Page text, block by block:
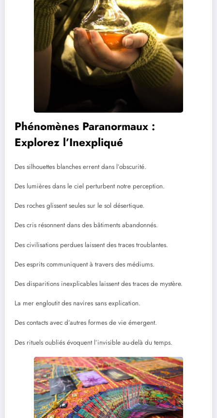
Phénomènes Paranormaux :
Explorez l’Inexpliqué
Des silhouettes blanches errent dans l’obscurité.
Des lumières dans le ciel perturbent notre perception.
Des roches glissent seules sur le sol désertique.
Des cris résonnent dans des bâtiments abandonnés.
Des civilisations perdues laissent des traces troublantes.
Des esprits communiquent à travers des médiums.
Des disparitions inexplicables laissent des traces de mystère.
La mer engloutit des navires sans explication.
Des contacts avec d’autres formes de vie émergent.
Des rituels oubliés évoquent l’invisible au-delà du temps.